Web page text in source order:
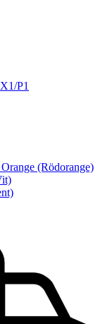
P1
(Rödorange)